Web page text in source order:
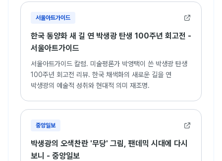
서울아트가이드
한국 동양화 새 길 연 박생광 탄생 100주년 회고전 -
서울아트가이드
서울아트가이드 칼럼. 미술평론가 박영택이 쓴 박생광 탄생
100주년 회고전 리뷰. 한국 채색화의 새로운 길을 연
박생광의 예술적 성취와 현대적 의미 재조명.
중앙일보
박생광의 오색찬란 '무당' 그림, 팬데믹 시대에 다시
보니 - 중앙일보